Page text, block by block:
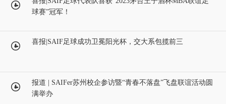
球赛”冠军！
喜报|SAIF足球成功卫冕阳光杯，交大系包揽前三
报道 | SAIFer苏州校企参访暨“青春不落盘”飞盘联谊活动圆
满举办